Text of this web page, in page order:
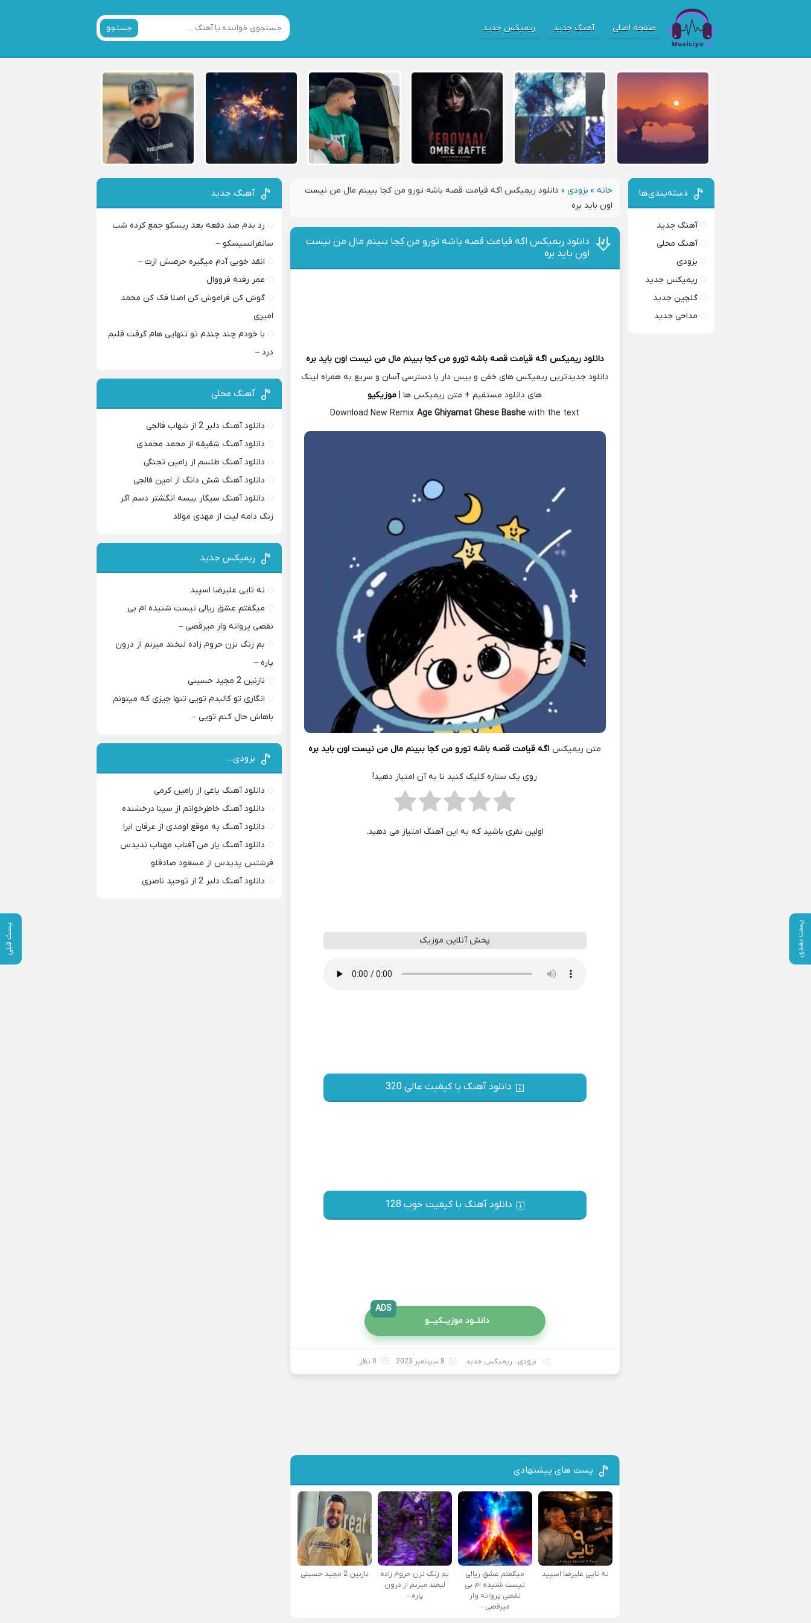
صفحه اصلی آهنگ جدید ریمیکس جدید جستجو
خانه » بزودی » دانلود ریمیکس اگه قیامت قصه باشه تورو من کجا ببینم مال من نیست
اون باید بره
پست بعدی پست قبلی
دانلود ریمیکس اگه قیامت قصه باشه تورو من کجا ببینم مال من نیست
اون باید بره
دانلود ریمیکس اگه قیامت قصه باشه تورو من کجا ببینم مال من نیست اون باید بره
دانلود جدیدترین ریمیکس های خفن و بیس دار با دسترسی آسان و سریع به همراه لینک
های دانلود مستقیم + متن ریمیکس ها | موزیکیو
Download New Remix Age Ghiyamat Ghese Bashewith the text
متن ریمیکس اگه قیامت قصه باشه تورو من کجا ببینم مال من نیست اون باید بره
روی یک ستاره کلیک کنید تا به آن امتیاز دهید!
اولین نفری باشید که به این آهنگ امتیاز می دهید.
پخش آنلاین موزیک
دانلود آهنگ با کیفیت عالی 320
دانلود آهنگ با کیفیت خوب 128
دانلــود موزیــکیـــو
ADS
بزودی ، ریمیکس جدید 8 سپتامبر 2023 0 نظر
پست های پیشنهادی
نه تایی علیرضا اسپید
میگفتم عشق ریالی
نیست شنیده ام بی
نقصی پروانه وار
میرقصی –
بم زنگ نزن حروم زاده
لبخند میزنم از درون
پاره –
نازنین 2 مجید حسینی
دسته‌بندی‌ها
آهنگ جدید
آهنگ محلی
بزودی
ریمیکس جدید
گلچین جدید
مداحی جدید
آهنگ جدید
رد بدم صد دفعه بعد ریسکو جمع کرده شب
سانفرانسیسکو –
انقد خوبی آدم میگیره حرصش ازت –
عمر رفته فرووال
گوش کن فراموش کن اصلا فک کن محمد
امیری
با خودم چند چندم تو تنهایی هام گرفت قلبم
درد –
آهنگ محلی
دانلود آهنگ دلبر 2 از شهاب فالجی
دانلود آهنگ شقیقه از محمد محمدی
دانلود آهنگ طلسم از رامین تجنگی
دانلود آهنگ شش دانگ از امین فالجی
دانلود آهنگ سیگار بیسه انگشتر دسم اگر
زنگ دامه لیت از مهدی مولاد
ریمیکس جدید
نه تایی علیرضا اسپید
میگفتم عشق ریالی نیست شنیده ام بی
نقصی پروانه وار میرقصی –
بم زنگ نزن حروم زاده لبخند میزنم از درون
پاره –
نازنین 2 مجید حسینی
انگاری تو کالبدم تویی تنها چیزی که میتونم
باهاش حال کنم تویی –
بزودی…
دانلود آهنگ یاغی از رامین کرمی
دانلود آهنگ خاطرخواتم از سینا درخشنده
دانلود آهنگ به موقع اومدی از عرفان ابرا
دانلود آهنگ یار من آفتاب مهتاب ندیدس
فرشتس پدیدس از مسعود صادقلو
دانلود آهنگ دلبر 2 از توحید ناصری